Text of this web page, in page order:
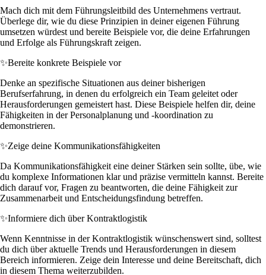
Mach dich mit dem Führungsleitbild des Unternehmens vertraut.
Überlege dir, wie du diese Prinzipien in deiner eigenen Führung
umsetzen würdest und bereite Beispiele vor, die deine Erfahrungen
und Erfolge als Führungskraft zeigen.
✨Bereite konkrete Beispiele vor
Denke an spezifische Situationen aus deiner bisherigen
Berufserfahrung, in denen du erfolgreich ein Team geleitet oder
Herausforderungen gemeistert hast. Diese Beispiele helfen dir, deine
Fähigkeiten in der Personalplanung und -koordination zu
demonstrieren.
✨Zeige deine Kommunikationsfähigkeiten
Da Kommunikationsfähigkeit eine deiner Stärken sein sollte, übe, wie
du komplexe Informationen klar und präzise vermitteln kannst. Bereite
dich darauf vor, Fragen zu beantworten, die deine Fähigkeit zur
Zusammenarbeit und Entscheidungsfindung betreffen.
✨Informiere dich über Kontraktlogistik
Wenn Kenntnisse in der Kontraktlogistik wünschenswert sind, solltest
du dich über aktuelle Trends und Herausforderungen in diesem
Bereich informieren. Zeige dein Interesse und deine Bereitschaft, dich
in diesem Thema weiterzubilden.